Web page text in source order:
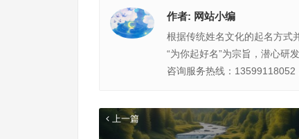
作者: 网站小编
根据传统姓名文化的起名方式
“为你起好名”为宗旨，潜心研
咨询服务热线：
上一篇